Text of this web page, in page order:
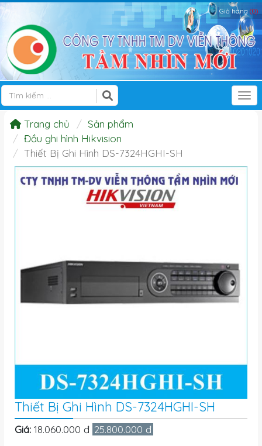
Giỏ hàng (0)
Trang chủ
Sản phẩm
Đầu ghi hình Hikvision
Thiết Bị Ghi Hình DS-7324HGHI-SH
Thiết Bị Ghi Hình DS-7324HGHI-SH
Giá: 18.060.000 đ 25.800.000 đ